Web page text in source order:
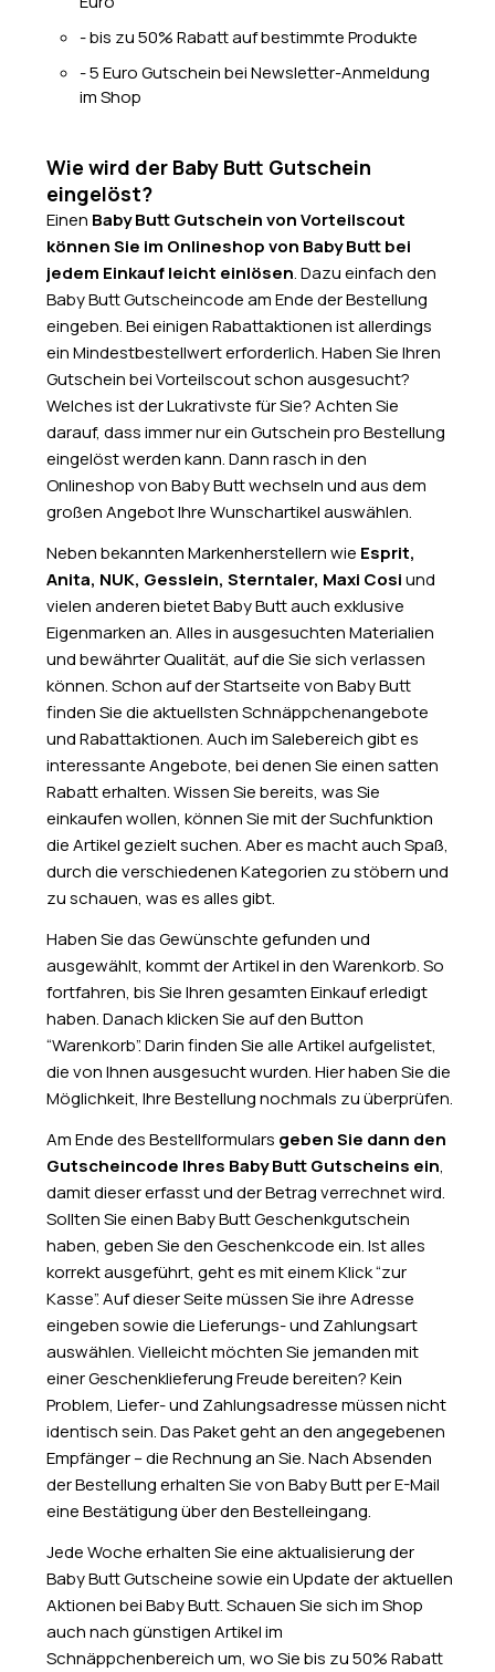
- bis zu 50% Rabatt auf bestimmte Produkte
- 5 Euro Gutschein bei Newsletter-Anmeldung
im Shop
Wie wird der Baby Butt Gutschein
eingelöst?
Einen Baby Butt Gutschein von Vorteilscout
können Sie im Onlineshop von Baby Butt bei
jedem Einkauf leicht einlösen. Dazu einfach den
Baby Butt Gutscheincode am Ende der Bestellung
eingeben. Bei einigen Rabattaktionen ist allerdings
ein Mindestbestellwert erforderlich. Haben Sie Ihren
Gutschein bei Vorteilscout schon ausgesucht?
Welches ist der Lukrativste für Sie? Achten Sie
darauf, dass immer nur ein Gutschein pro Bestellung
eingelöst werden kann. Dann rasch in den
Onlineshop von Baby Butt wechseln und aus dem
großen Angebot Ihre Wunschartikel auswählen.
Neben bekannten Markenherstellern wie Esprit,
Anita, NUK, Gesslein, Sterntaler, Maxi Cosiund
vielen anderen bietet Baby Butt auch exklusive
Eigenmarken an. Alles in ausgesuchten Materialien
und bewährter Qualität, auf die Sie sich verlassen
können. Schon auf der Startseite von Baby Butt
finden Sie die aktuellsten Schnäppchenangebote
und Rabattaktionen. Auch im Salebereich gibt es
interessante Angebote, bei denen Sie einen satten
Rabatt erhalten. Wissen Sie bereits, was Sie
einkaufen wollen, können Sie mit der Suchfunktion
die Artikel gezielt suchen. Aber es macht auch Spaß,
durch die verschiedenen Kategorien zu stöbern und
zu schauen, was es alles gibt.
Haben Sie das Gewünschte gefunden und
ausgewählt, kommt der Artikel in den Warenkorb. So
fortfahren, bis Sie Ihren gesamten Einkauf erledigt
haben. Danach klicken Sie auf den Button
“Warenkorb”. Darin finden Sie alle Artikel aufgelistet,
die von Ihnen ausgesucht wurden. Hier haben Sie die
Möglichkeit, Ihre Bestellung nochmals zu überprüfen.
Am Ende des Bestellformulars geben Sie dann den
Gutscheincode Ihres Baby Butt Gutscheins ein,
damit dieser erfasst und der Betrag verrechnet wird.
Sollten Sie einen Baby Butt Geschenkgutschein
haben, geben Sie den Geschenkcode ein. Ist alles
korrekt ausgeführt, geht es mit einem Klick “zur
Kasse”. Auf dieser Seite müssen Sie ihre Adresse
eingeben sowie die Lieferungs- und Zahlungsart
auswählen. Vielleicht möchten Sie jemanden mit
einer Geschenklieferung Freude bereiten? Kein
Problem, Liefer- und Zahlungsadresse müssen nicht
identisch sein. Das Paket geht an den angegebenen
Empfänger – die Rechnung an Sie. Nach Absenden
der Bestellung erhalten Sie von Baby Butt per E-Mail
eine Bestätigung über den Bestelleingang.
Jede Woche erhalten Sie eine aktualisierung der
Baby Butt Gutscheine sowie ein Update der aktuellen
Aktionen bei Baby Butt. Schauen Sie sich im Shop
auch nach günstigen Artikel im
Schnäppchenbereich um, wo Sie bis zu 50% Rabatt